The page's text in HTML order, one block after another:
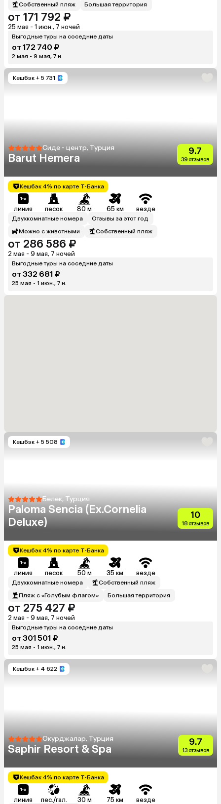
Собственный пляж
Большая территория
от 171 792 ₽
25 мая - 1 июн., 7 ночей
Выгодные туры на соседние даты
от 172 740 ₽
2 мая - 9 мая, 7 н.
Кешбэк + 5 731
Сиде - центр, Турция
Barut Hemera
9.7
39 отзывов
Кешбэк 4% по карте Т-Банка
линия песок 80 м 65 км везде
Двухкомнатные номера
Отзывы за этот год
Можно с животными
Собственный пляж
от 286 586 ₽
2 мая - 9 мая, 7 ночей
Выгодные туры на соседние даты
от 332 681 ₽
25 мая - 1 июн., 7 н.
Кешбэк + 5 508
Белек, Турция
Paloma Sencia (Ex.Cornelia
Deluxe)
10
18 отзывов
Кешбэк 4% по карте Т-Банка
линия песок 50 м 35 км везде
Двухкомнатные номера
Собственный пляж
Пляж с «Голубым флагом»
Большая территория
от 275 427 ₽
2 мая - 9 мая, 7 ночей
Выгодные туры на соседние даты
от 301 501 ₽
25 мая - 1 июн., 7 н.
Кешбэк + 4 622
Окурджалар, Турция
Saphir Resort & Spa
9.7
13 отзывов
Кешбэк 4% по карте Т-Банка
линия пес./гал. 30 м 75 км везде